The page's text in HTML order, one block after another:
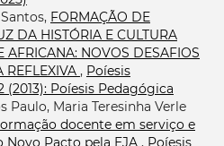
FORMAÇÃO DE
DA HISTÓRIA E CULTURA
AFRICANA: NOVOS DESAFIOS
REFLEXIVA , Poíesis
(2013): Poíesis Pedagógica
Paulo, Maria Teresinha Verle
docente em serviço e
Novo Pacto pela EJA , Poíesis